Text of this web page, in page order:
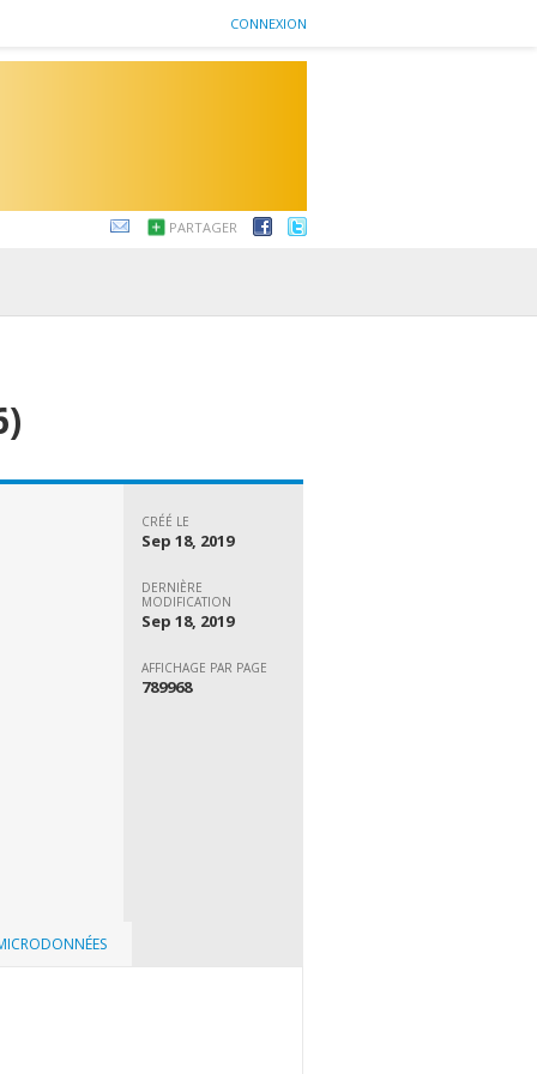
CONNEXION
PARTAGER
CRÉÉ LE
Sep 18, 2019
DERNIÈRE
MODIFICATION
Sep 18, 2019
AFFICHAGE PAR PAGE
789968